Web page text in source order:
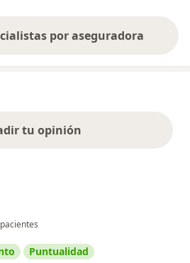
por aseguradora
tu opinión
Puntualidad